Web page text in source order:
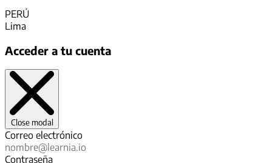
PERÚ
Lima
Acceder a tu cuenta
Close modal
Correo electrónico
Contraseña